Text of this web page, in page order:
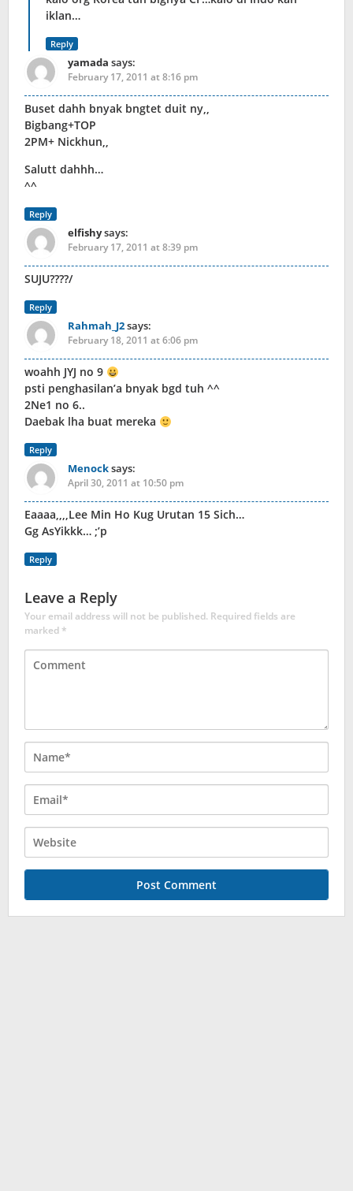
iklan…
Reply
yamada says:
February 17, 2011 at 8:16 pm
Buset dahh bnyak bngtet duit ny,,
Bigbang+TOP
2PM+ Nickhun,,
Salutt dahhh…
^^
Reply
elfishysays:
February 17, 2011 at 8:39 pm
SUJU????/
Reply
Rahmah_J2says:
February 18, 2011 at 6:06 pm
woahh JYJ no 9
psti penghasilan’a bnyak bgd tuh ^^
2Ne1 no 6..
Daebak lha buat mereka
Reply
Menocksays:
April 30, 2011 at 10:50 pm
Eaaaa,,,,Lee Min Ho Kug Urutan 15 Sich…
Gg AsYikkk… ;’p
Reply
Leave a Reply
Your email address will not be published. Required fields are
marked*